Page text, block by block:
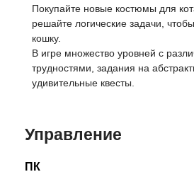
Покупайте новые костюмы для
решайте логические задачи,
кошку.
В игре множество уровней с
трудностями, задания на
удивительные квесты.
Управление
ПК